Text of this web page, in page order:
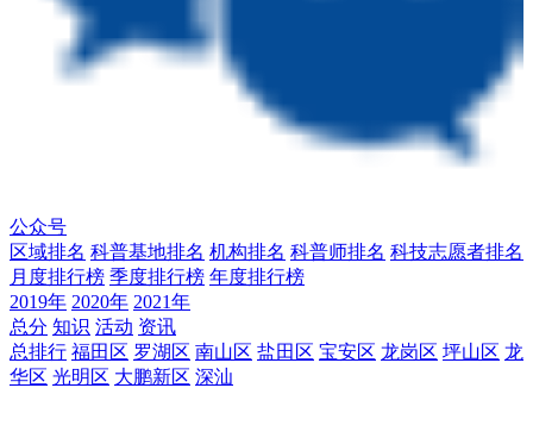
公众号
区域排名 科普基地排名 机构排名 科普师排名 科技志愿者排名
月度排行榜 季度排行榜 年度排行榜
2019年 2020年 2021年
总分 知识 活动 资讯
总排行 福田区 罗湖区 南山区 盐田区 宝安区 龙岗区 坪山区 龙
华区 光明区 大鹏新区 深汕